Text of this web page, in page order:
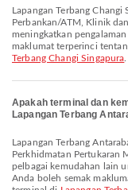
Lapangan Terbang Changi Singapura menawarkan Bilik Taska, Perkhidmatan
Perbankan/ATM, Klinik
meningkatkan
maklumat terperinci
Terbang Changi Singapura
Apakah terminal dan
Lapangan Terbang
Lapangan Terbang Antarabangsa Francisco Bangoy menawarkan
Perkhidmatan Pertukaran
pelbagai kemudahan lain
Anda boleh semak